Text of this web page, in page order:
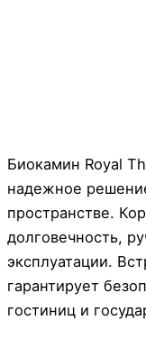
Биокамин Royal
надежное
пространстве.
долговечность,
эксплуатации.
гарантирует
гостиниц и